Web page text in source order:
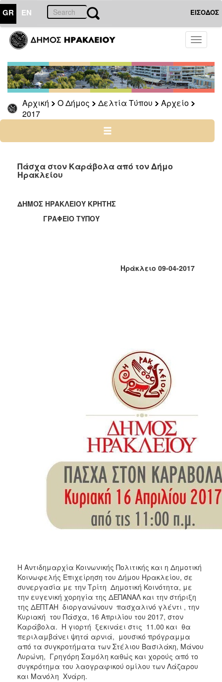
GR EN ΕΙΣΟΔΟΣ
Toggle
Αρχική Ο Δήμος Δελτία Τύπου
Αρχείο
2017
ΔΗΜΟΣ
Δελτία
Τύπου
Αρχείο
2026
2025
2022
2021
2019
2018
Πάσχα στον Καράβολα από τον Δήμο
Ηρακλείου
ΔΗΜΟΣ ΗΡΑΚΛΕΙΟΥ ΚΡΗΤΗΣ
ΓΡΑΦΕΙΟ ΤΥΠΟΥ
Ηράκλειο 09-04-2017
Η Αντιδημαρχία Κοινωνικής Πολιτικής και η Δημοτική
Κοινωφελής Επιχείρηση του Δήμου Ηρακλείου, σε
συνεργασία με την Τρίτη Δημοτική Κοινότητα, με
την ευγενική χορηγία της ΔΕΠΑΝΑΛ και την στήριξη
της ΔΕΠΤΑΗ διοργανώνουν πασχαλινό γλέντι , την
Κυριακή του Πάσχα, 16 Απριλίου του 2017, στον
Καράβολα. Η γιορτή ξεκινάει στις 11.00 και θα
περιλαμβάνει ψητά αρνιά, μουσικό πρόγραμμα
από τα συγκροτήματα των Στέλιου Βασιλάκη, Μάνου
Λυρώνη, Γρηγόρη Σαμόλη καθώς και χορούς από το
συγκρότημα του λαογραφικού ομίλου των Λάζαρου
και Μανόλη Χνάρη.